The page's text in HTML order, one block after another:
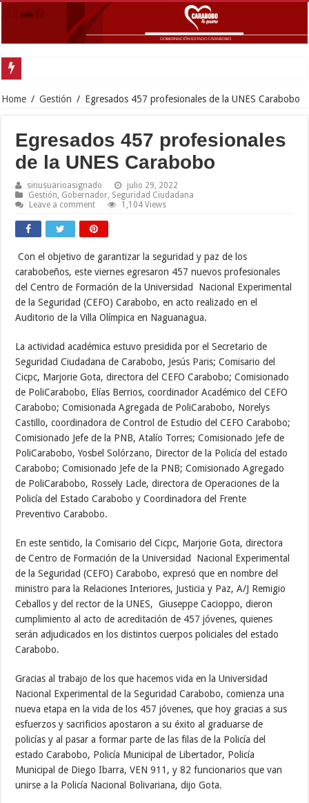
Home / Gestión / Egresados 457 profesionales de la UNES Carabobo
Egresados 457 profesionales
de la UNES Carabobo
sinusuarioasignado
julio 29, 2022
Gestión Gobernador Seguridad Ciudadana
Leave a comment
1,104 Views
Con el objetivo de garantizar la seguridad y paz de los
carabobeños, este viernes egresaron 457 nuevos profesionales
del Centro de Formación de la Universidad Nacional Experimental
de la Seguridad (CEFO) Carabobo, en acto realizado en el
Auditorio de la Villa Olímpica en Naguanagua.
La actividad académica estuvo presidida por el Secretario de
Seguridad Ciudadana de Carabobo, Jesús Paris; Comisario del
Cicpc, Marjorie Gota, directora del CEFO Carabobo; Comisionado
de PoliCarabobo, Elías Berrios, coordinador Académico del CEFO
Carabobo; Comisionada Agregada de PoliCarabobo, Norelys
Castillo, coordinadora de Control de Estudio del CEFO Carabobo;
Comisionado Jefe de la PNB, Atalío Torres; Comisionado Jefe de
PoliCarabobo, Yosbel Solórzano, Director de la Policía del estado
Carabobo; Comisionado Jefe de la PNB; Comisionado Agregado
de PoliCarabobo, Rossely Lacle, directora de Operaciones de la
Policía del Estado Carabobo y Coordinadora del Frente
Preventivo Carabobo.
En este sentido, la Comisario del Cicpc, Marjorie Gota, directora
de Centro de Formación de la Universidad Nacional Experimental
de la Seguridad (CEFO) Carabobo, expresó que en nombre del
ministro para la Relaciones Interiores, Justicia y Paz, A/J Remigio
Ceballos y del rector de la UNES, Giuseppe Cacioppo, dieron
cumplimiento al acto de acreditación de 457 jóvenes, quienes
serán adjudicados en los distintos cuerpos policiales del estado
Carabobo.
Gracias al trabajo de los que hacemos vida en la Universidad
Nacional Experimental de la Seguridad Carabobo, comienza una
nueva etapa en la vida de los 457 jóvenes, que hoy gracias a sus
esfuerzos y sacrificios apostaron a su éxito al graduarse de
policías y al pasar a formar parte de las filas de la Policía del
estado Carabobo, Policía Municipal de Libertador, Policía
Municipal de Diego Ibarra, VEN 911, y 82 funcionarios que van
unirse a la Policía Nacional Bolivariana, dijo Gota.